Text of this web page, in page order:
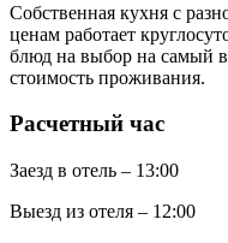
Собственная кухня с
ценам работает
блюд на выбор на самый
стоимость проживания.
Расчетный час
Заезд в отель – 13:00
Выезд из отеля – 12:00